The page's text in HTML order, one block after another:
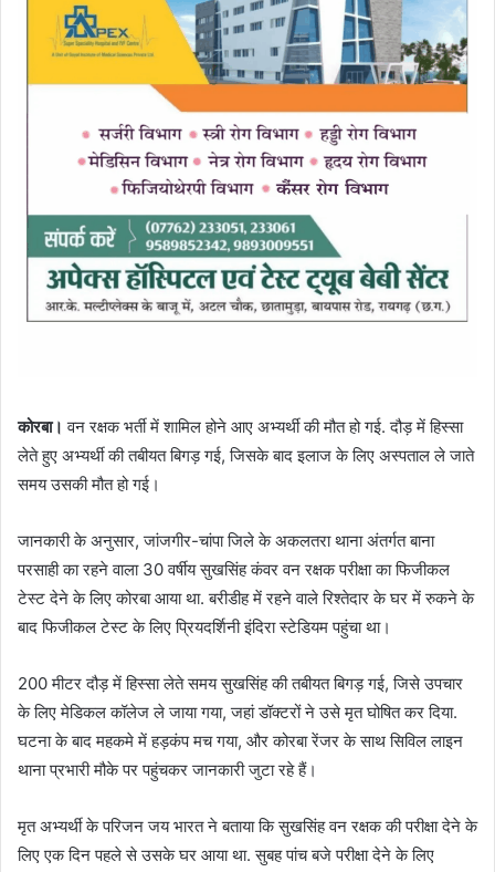
कोरबा। वन रक्षक भर्ती में शामिल होने आए अभ्यर्थी की मौत हो गई. दौड़ में हिस्सा
लेते हुए अभ्यर्थी की तबीयत बिगड़ गई, जिसके बाद इलाज के लिए अस्पताल ले जाते
समय उसकी मौत हो गई।
जानकारी के अनुसार, जांजगीर-चांपा जिले के अकलतरा थाना अंतर्गत बाना
परसाही का रहने वाला 30 वर्षीय सुखसिंह कंवर वन रक्षक परीक्षा का फिजीकल
टेस्ट देने के लिए कोरबा आया था. बरीडीह में रहने वाले रिश्तेदार के घर में रुकने के
बाद फिजीकल टेस्ट के लिए प्रियदर्शिनी इंदिरा स्टेडियम पहुंचा था।
200 मीटर दौड़ में हिस्सा लेते समय सुखसिंह की तबीयत बिगड़ गई, जिसे उपचार
के लिए मेडिकल कॉलेज ले जाया गया, जहां डॉक्टरों ने उसे मृत घोषित कर दिया.
घटना के बाद महकमे में हड़कंप मच गया, और कोरबा रेंजर के साथ सिविल लाइन
थाना प्रभारी मौके पर पहुंचकर जानकारी जुटा रहे हैं।
मृत अभ्यर्थी के परिजन जय भारत ने बताया कि सुखसिंह वन रक्षक की परीक्षा देने के
लिए एक दिन पहले से उसके घर आया था. सुबह पांच बजे परीक्षा देने के लिए